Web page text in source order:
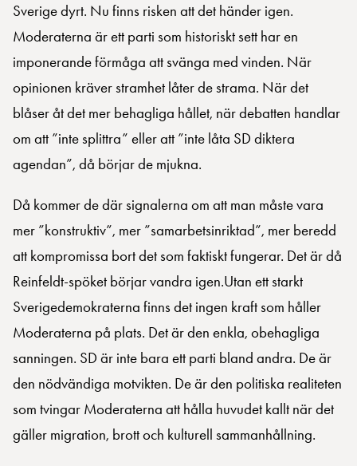
Sverige dyrt. Nu finns risken att det händer igen.
Moderaterna är ett parti som historiskt sett har en
imponerande förmåga att svänga med vinden. När
opinionen kräver stramhet låter de strama. När det
blåser åt det mer behagliga hållet, när debatten handlar
om att ”inte splittra” eller att ”inte låta SD diktera
agendan”, då börjar de mjukna.
Då kommer de där signalerna om att man måste vara
mer ”konstruktiv”, mer ”samarbetsinriktad”, mer beredd
att kompromissa bort det som faktiskt fungerar. Det är då
Reinfeldt-spöket börjar vandra igen.Utan ett starkt
Sverigedemokraterna finns det ingen kraft som håller
Moderaterna på plats. Det är den enkla, obehagliga
sanningen. SD är inte bara ett parti bland andra. De är
den nödvändiga motvikten. De är den politiska realiteten
som tvingar Moderaterna att hålla huvudet kallt när det
gäller migration, brott och kulturell sammanhållning.